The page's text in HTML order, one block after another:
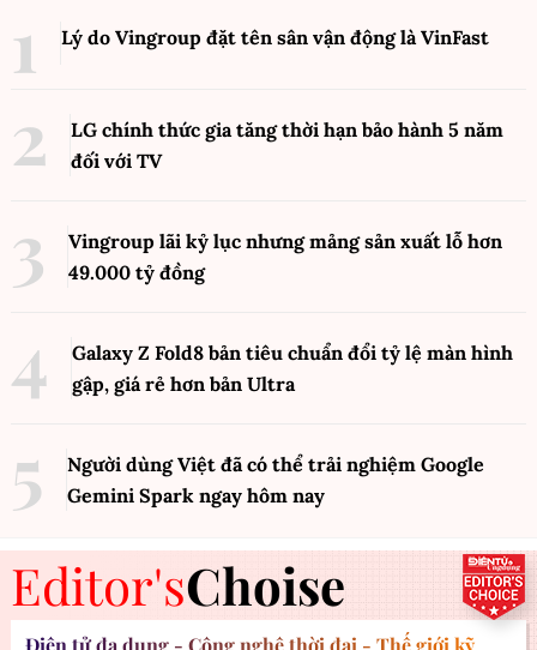
Lý do Vingroup đặt tên sân vận động là VinFast
LG chính thức gia tăng thời hạn bảo hành 5 năm
đối với TV
Vingroup lãi kỷ lục nhưng mảng sản xuất lỗ hơn
49.000 tỷ đồng
Galaxy Z Fold8 bản tiêu chuẩn đổi tỷ lệ màn hình
gập, giá rẻ hơn bản Ultra
Người dùng Việt đã có thể trải nghiệm Google
Gemini Spark ngay hôm nay
Editor'sChoise
Điện tử đa dụng - Công nghệ thời đại - Thế giới kỹ